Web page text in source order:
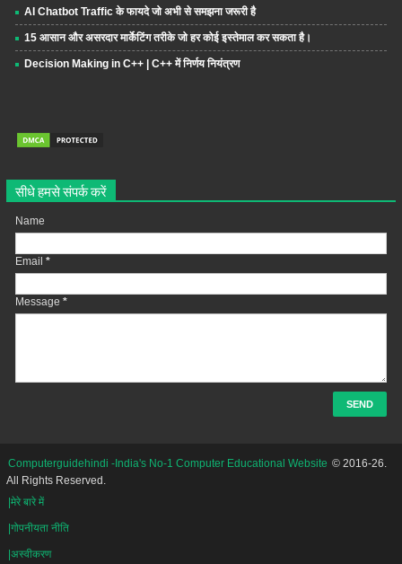
AI Chatbot Traffic के फायदे जो अभी से समझना जरूरी है
15 आसान और असरदार मार्केटिंग तरीके जो हर कोई इस्तेमाल कर सकता है।
Decision Making in C++ | C++ में निर्णय नियंत्रण
सीधे हमसे संपर्क करें
Name
Email *
Message *
Computerguidehindi -India's No-1 Computer Educational Website © 2016-26.
All Rights Reserved.
|मेरे बारे में
|गोपनीयता नीति
|अस्वीकरण